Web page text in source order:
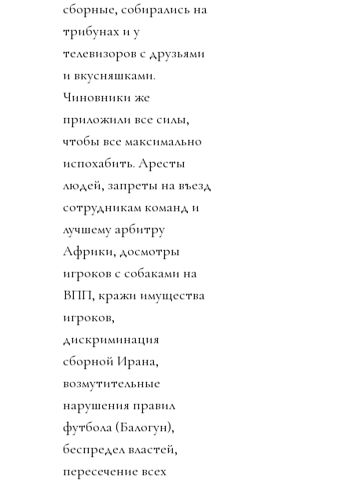
сборные, собирались на
трибунах и у
телевизоров с друзьями
и вкусняшками.
Чиновники же
приложили все силы,
чтобы все максимально
испохабить. Аресты
людей, запреты на въезд
сотрудникам команд и
лучшему арбитру
Африки, досмотры
игроков с собаками на
ВПП, кражи имущества
игроков,
дискриминация
сборной Ирана,
возмутительные
нарушения правил
футбола (Балогун),
беспредел властей,
пересечение всех